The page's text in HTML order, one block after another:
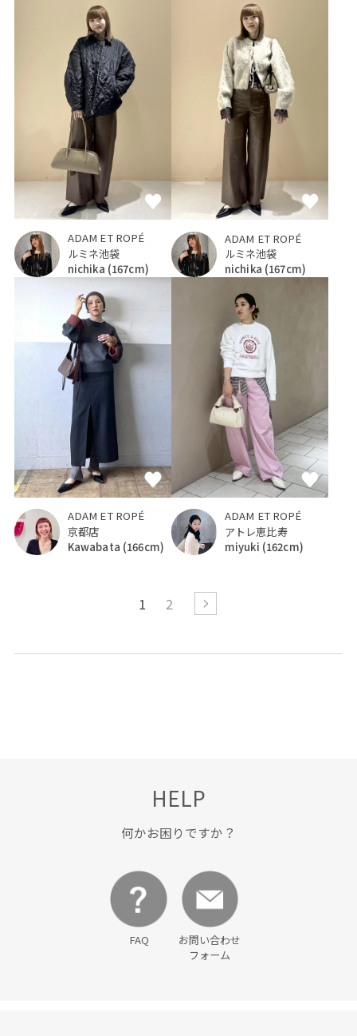
ADAM ET ROPÉ
ルミネ池袋
nichika (167cm)
ADAM ET ROPÉ
ルミネ池袋
nichika (167cm)
ADAM ET ROPÉ
京都店
Kawabata (166cm)
ADAM ET ROPÉ
アトレ恵比寿
miyuki (162cm)
1 2
HELP
何かお困りですか？
FAQ
お問い合わせ
フォーム